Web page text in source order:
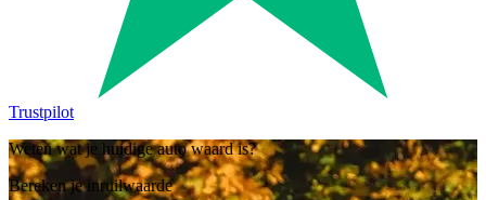
Trustpilot
Weten wat je huidige auto waard is?
Bereken je inruilwaarde